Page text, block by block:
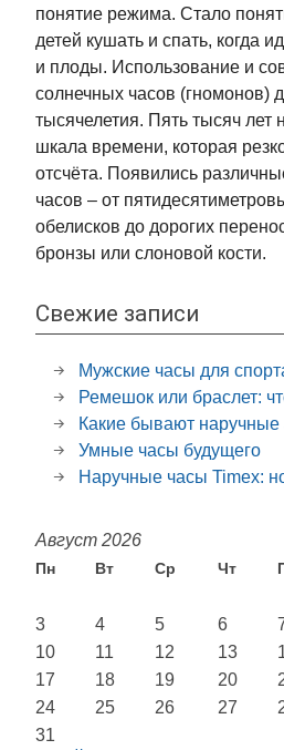
понятие режима. Стало
детей кушать и спать, когда
и плоды. Использование и
солнечных часов (гномонов)
тысячелетия. Пять тысяч лет
шкала времени, которая
отсчёта. Появились
часов – от
обелисков до дорогих
бронзы или слоновой кости.
Свежие записи
Мужские часы для
Ремешок или браслет:
Какие бывают
Умные часы будущего
Наручные часы Timex:
Август 2026
Пн Вт Ср Чт
3
4 5 6
10
11 12 13
17
18 19 20
24
25 26 27
31